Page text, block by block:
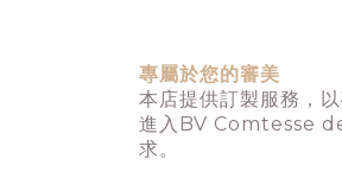
專屬於您的審美
本店提供訂製服務，
進入BV Comtesse de
求。